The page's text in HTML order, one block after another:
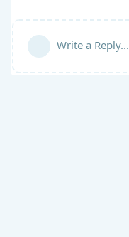
Write a Reply...